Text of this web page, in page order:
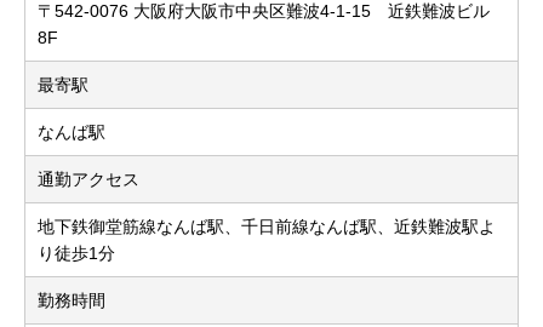
〒542-0076 大阪府大阪市中央区難波4-1-15 近鉄難波ビル
8F
最寄駅
なんば駅
通勤アクセス
地下鉄御堂筋線なんば駅、千日前線なんば駅、近鉄難波駅よ
り徒歩1分
勤務時間